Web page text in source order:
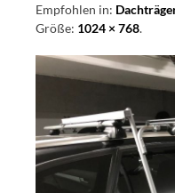
Empfohlen in:
Größe: 1024 × 768.